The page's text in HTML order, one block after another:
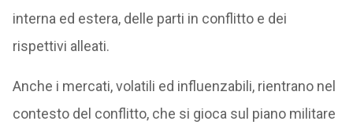
interna ed estera, delle parti in conflitto e dei
rispettivi alleati.
Anche i mercati, volatili ed influenzabili, rientrano nel
contesto del conflitto, che si gioca sul piano militare